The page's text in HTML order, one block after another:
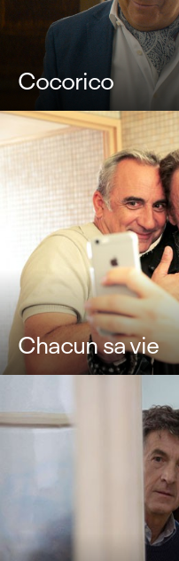
Cocorico
Chacun sa vie